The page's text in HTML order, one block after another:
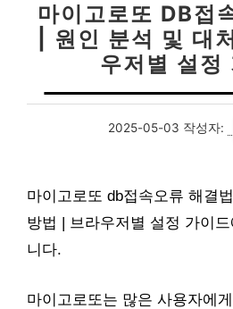
마이고로또 DB접
| 원인 분석 및 대
우저별 설정
2025-05-03 작성자:
마이고로또 db접속오류 해결
방법 | 브라우저별 설정 가이
니다.
마이고로또는 많은 사용자에